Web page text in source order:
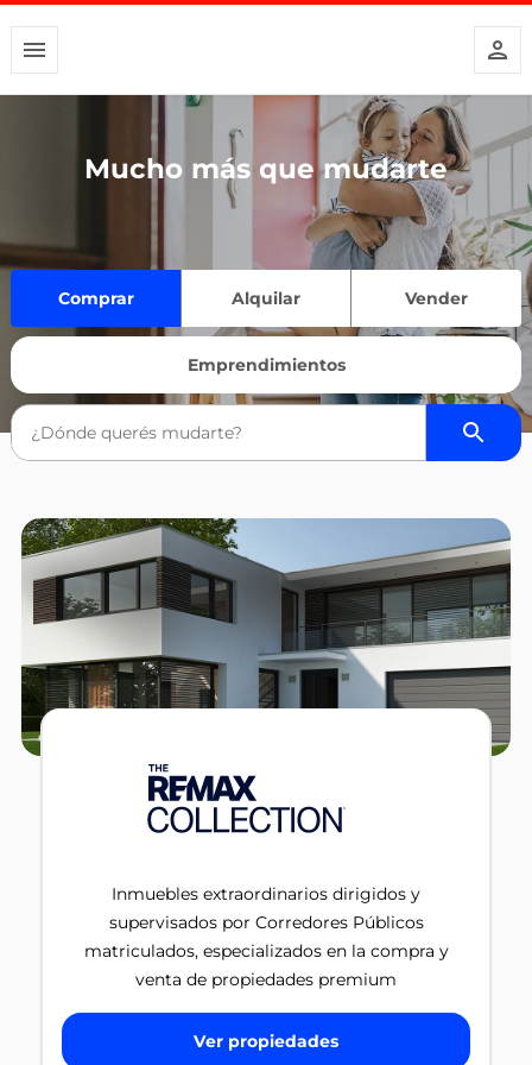
Mucho más que mudarte
Comprar Alquilar Vender
Emprendimientos
Inmuebles extraordinarios dirigidos y
supervisados por Corredores Públicos
matriculados, especializados en la compra y
venta de propiedades premium
Ver propiedades